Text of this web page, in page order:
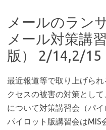
メールのラン
メール対策講
版） 2/14,2/15
最近報道等で取り上げら
クセスの被害の対策とし
について対策講習会（パ
パイロット版講習会はMIS